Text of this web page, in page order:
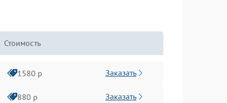
Стоимость
1580 р Заказать
880 р Заказать